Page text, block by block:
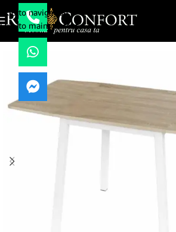
Skip to navigation
Skip to main content